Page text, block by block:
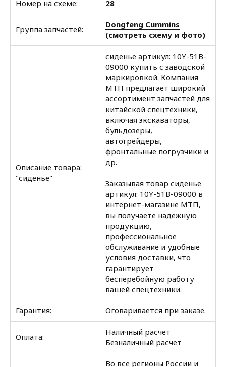
Номер на схеме: 28
Группа запчастей:
Dongfeng Cummins
(смотреть схему и фото)
Описание товара:
"сиденье"
сиденье артикул: 10Y-51B-
09000 купить с заводской
маркировкой. Компания
МТП предлагает широкий
ассортимент запчастей для
китайской спецтехники,
включая экскаваторы,
бульдозеры,
автогрейдеры,
фронтальные погрузчики и
др.
Заказывая товар сиденье
артикул: 10Y-51B-09000 в
интернет-магазине МТП,
вы получаете надежную
продукцию,
профессиональное
обслуживание и удобные
условия доставки, что
гарантирует
бесперебойную работу
вашей спецтехники.
Гарантия: Оговаривается при заказе.
Оплата:
Наличный расчет
Безналичный расчет
Во все регионы России и